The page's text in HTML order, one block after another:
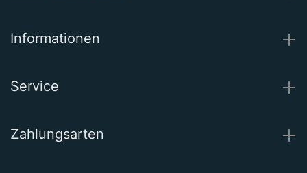
Informationen
Service
Zahlungsarten